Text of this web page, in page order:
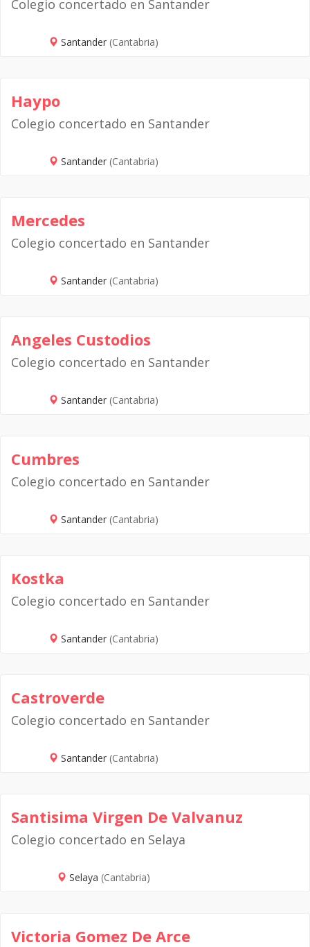
Colegio concertado en Santander
Santander (Cantabria)
Haypo
Colegio concertado en Santander
Santander (Cantabria)
Mercedes
Colegio concertado en Santander
Santander (Cantabria)
Angeles Custodios
Colegio concertado en Santander
Santander (Cantabria)
Cumbres
Colegio concertado en Santander
Santander (Cantabria)
Kostka
Colegio concertado en Santander
Santander (Cantabria)
Castroverde
Colegio concertado en Santander
Santander (Cantabria)
Santisima Virgen De Valvanuz
Colegio concertado en Selaya
Selaya (Cantabria)
Victoria Gomez De Arce